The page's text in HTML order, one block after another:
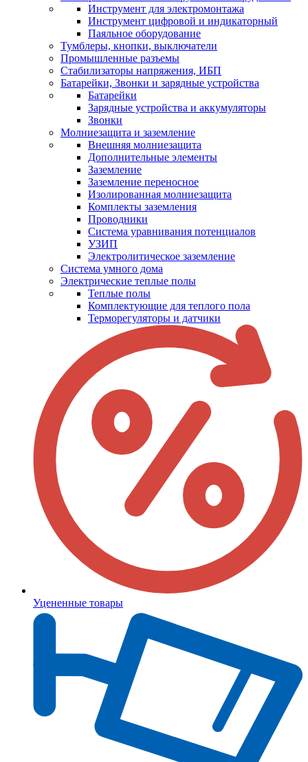
Инструмент для электромонтажа
Инструмент цифровой и индикаторный
Паяльное оборудование
Тумблеры, кнопки, выключатели
Промышленные разъемы
Стабилизаторы напряжения, ИБП
Батарейки, Звонки и зарядные устройства
Батарейки
Зарядные устройства и аккумуляторы
Звонки
Молниезащита и заземление
Внешняя молниезащита
Дополнительные элементы
Заземление
Заземление переносное
Изолированная молниезащита
Комплекты заземления
Проводники
Система уравнивания потенциалов
УЗИП
Электролитическое заземление
Система умного дома
Электрические теплые полы
Теплые полы
Комплектующие для теплого пола
Терморегуляторы и датчики
Уцененные товары